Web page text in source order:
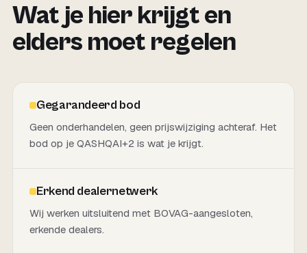
Wat je hier krijgt en
elders moet regelen
Gegarandeerd bod
Geen onderhandelen, geen prijswijziging achteraf. Het
bod op je QASHQAI+2 is wat je krijgt.
Erkend dealernetwerk
Wij werken uitsluitend met BOVAG-aangesloten,
erkende dealers.